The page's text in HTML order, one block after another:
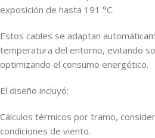
exposición de hasta 191 °C.
Estos cables se adaptan
temperatura del entorno, evitando
optimizando el consumo energético.
El diseño incluyó:
Cálculos térmicos por tramo,
condiciones de viento.